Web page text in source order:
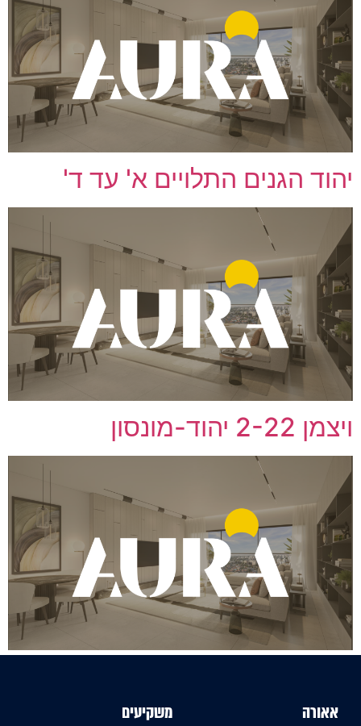
יהוד הגנים התלויים א' עד ד'
ויצמן 2-22 יהוד-מונסון
אאורה משקיעים